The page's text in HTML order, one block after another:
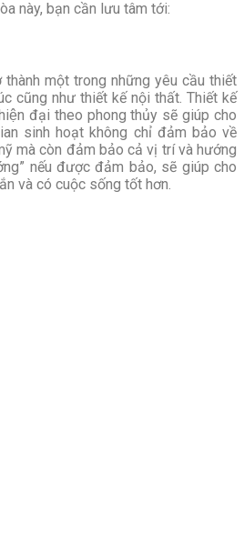
này, bạn cần lưu tâm tới:
một trong những yêu cầu thiết
cũng như thiết kế nội thất. Thiết kế
đại theo phong thủy sẽ giúp cho
sinh hoạt không chỉ đảm bảo về
mà còn đảm bảo cả vị trí và hướng
nếu được đảm bảo, sẽ giúp cho
và có cuộc sống tốt hơn.